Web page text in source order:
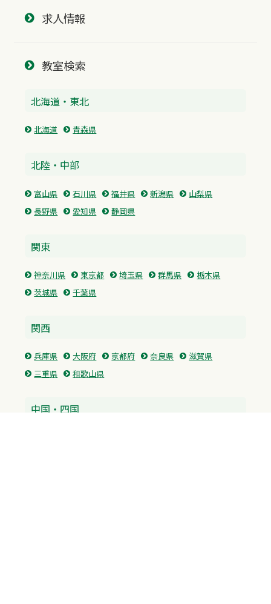
求人情報
教室検索
北海道・東北
北海道 青森県
北陸・中部
富山県 石川県 福井県 新潟県
山梨県
長野県
愛知県 静岡県
関東
神奈川県 東京都 埼玉県 群馬県
栃木県
茨城県
千葉県
関西
兵庫県 大阪府 京都府 奈良県
滋賀県
三重県
和歌山県
中国・四国